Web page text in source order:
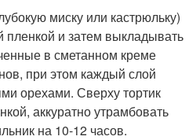
миску или кастрюльку)
пленкой и затем выкладывать
в сметанном креме
при этом каждый слой
орехами. Сверху тортик
аккуратно утрамбовать
на 10-12 часов.